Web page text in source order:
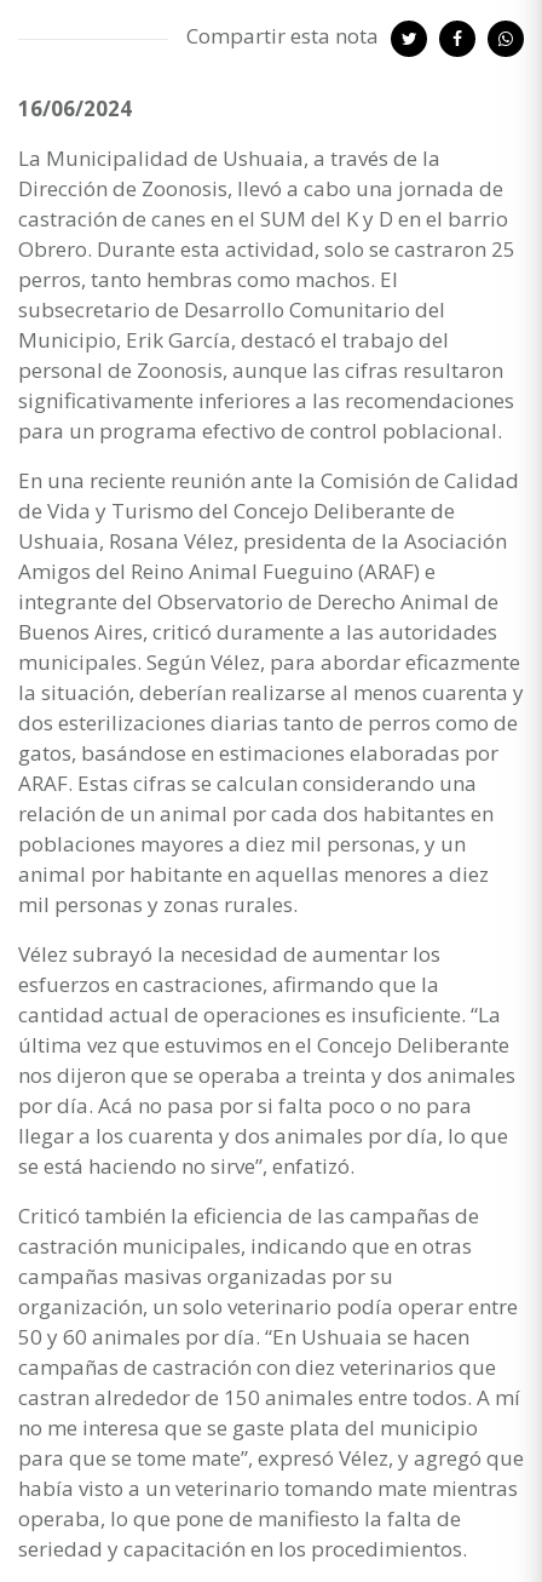
Compartir esta nota
16/06/2024
La Municipalidad de Ushuaia, a través de la
Dirección de Zoonosis, llevó a cabo una jornada de
castración de canes en el SUM del K y D en el barrio
Obrero. Durante esta actividad, solo se castraron 25
perros, tanto hembras como machos. El
subsecretario de Desarrollo Comunitario del
Municipio, Erik García, destacó el trabajo del
personal de Zoonosis, aunque las cifras resultaron
significativamente inferiores a las recomendaciones
para un programa efectivo de control poblacional.
En una reciente reunión ante la Comisión de Calidad
de Vida y Turismo del Concejo Deliberante de
Ushuaia, Rosana Vélez, presidenta de la Asociación
Amigos del Reino Animal Fueguino (ARAF) e
integrante del Observatorio de Derecho Animal de
Buenos Aires, criticó duramente a las autoridades
municipales. Según Vélez, para abordar eficazmente
la situación, deberían realizarse al menos cuarenta y
dos esterilizaciones diarias tanto de perros como de
gatos, basándose en estimaciones elaboradas por
ARAF. Estas cifras se calculan considerando una
relación de un animal por cada dos habitantes en
poblaciones mayores a diez mil personas, y un
animal por habitante en aquellas menores a diez
mil personas y zonas rurales.
Vélez subrayó la necesidad de aumentar los
esfuerzos en castraciones, afirmando que la
cantidad actual de operaciones es insuficiente. “La
última vez que estuvimos en el Concejo Deliberante
nos dijeron que se operaba a treinta y dos animales
por día. Acá no pasa por si falta poco o no para
llegar a los cuarenta y dos animales por día, lo que
se está haciendo no sirve”, enfatizó.
Criticó también la eficiencia de las campañas de
castración municipales, indicando que en otras
campañas masivas organizadas por su
organización, un solo veterinario podía operar entre
50 y 60 animales por día. “En Ushuaia se hacen
campañas de castración con diez veterinarios que
castran alrededor de 150 animales entre todos. A mí
no me interesa que se gaste plata del municipio
para que se tome mate”, expresó Vélez, y agregó que
había visto a un veterinario tomando mate mientras
operaba, lo que pone de manifiesto la falta de
seriedad y capacitación en los procedimientos.